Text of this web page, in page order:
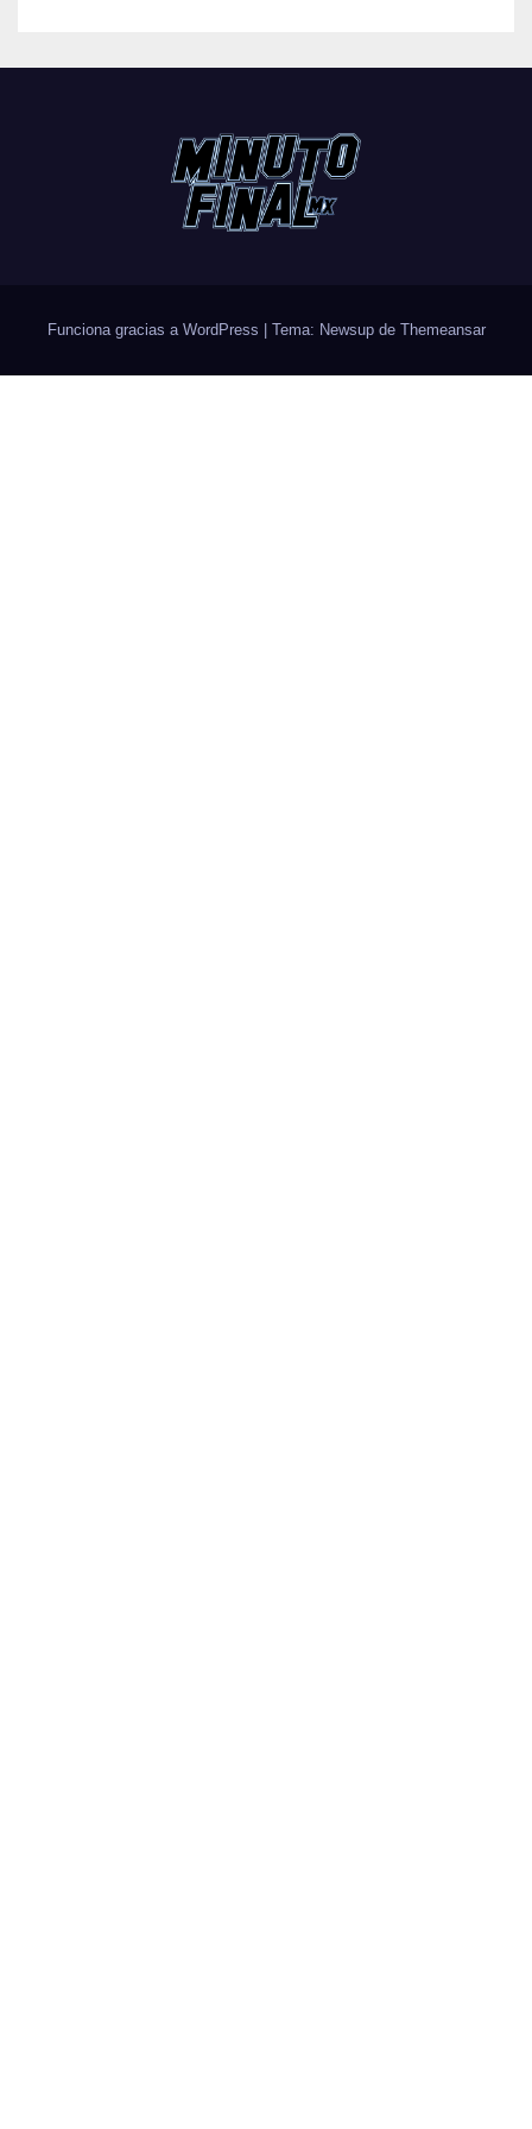
Funciona gracias a WordPress Tema: Newsup de Themeansar